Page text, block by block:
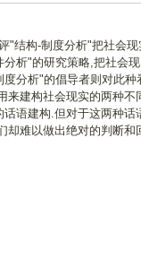
"结构-制度分析"把社会
析"的研究策略,把社会
分析"的倡导者则对此
来建构社会现实的两种
语建构.但对于这两种
却难以做出绝对的判断和